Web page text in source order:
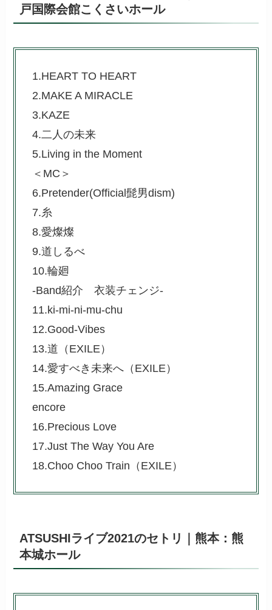
戸国際会館こくさいホール
1.HEART TO HEART
2.MAKE A MIRACLE
3.KAZE
4.二人の未来
5.Living in the Moment
＜MC＞
6.Pretender(Official髭男dism)
7.糸
8.愛燦燦
9.道しるべ
10.輪廻
-Band紹介 衣装チェンジ-
11.ki-mi-ni-mu-chu
12.Good-Vibes
13.道（EXILE）
14.愛すべき未来へ（EXILE）
15.Amazing Grace
encore
16.Precious Love
17.Just The Way You Are
18.Choo Choo Train（EXILE）
ATSUSHIライブ2021のセトリ｜熊本：熊
本城ホール